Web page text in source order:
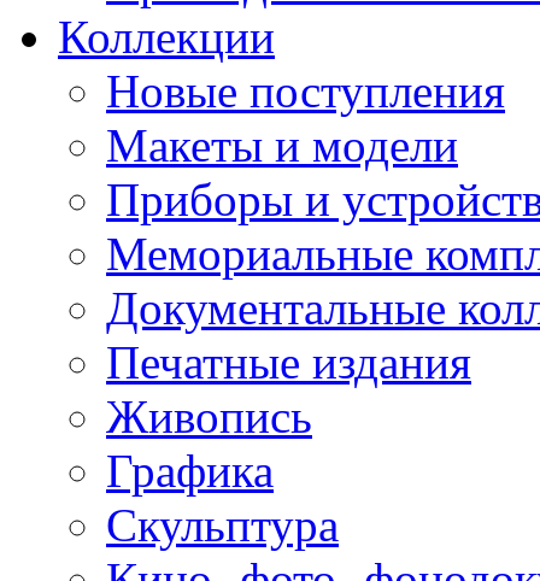
Коллекции
Новые поступления
Макеты и модели
Приборы и
Мемориальные
Документальные
Печатные издания
Живопись
Графика
Скульптура